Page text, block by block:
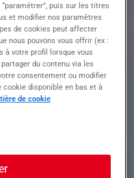
()
Annonce n°
puis sur les titres
et modifier nos paramètres
de cookies peut affecter
nous pouvons vous offrir (ex :
à votre profil lorsque vous
du contenu via les
consentement ou modifier
cookie disponible en bas et à
de cookie